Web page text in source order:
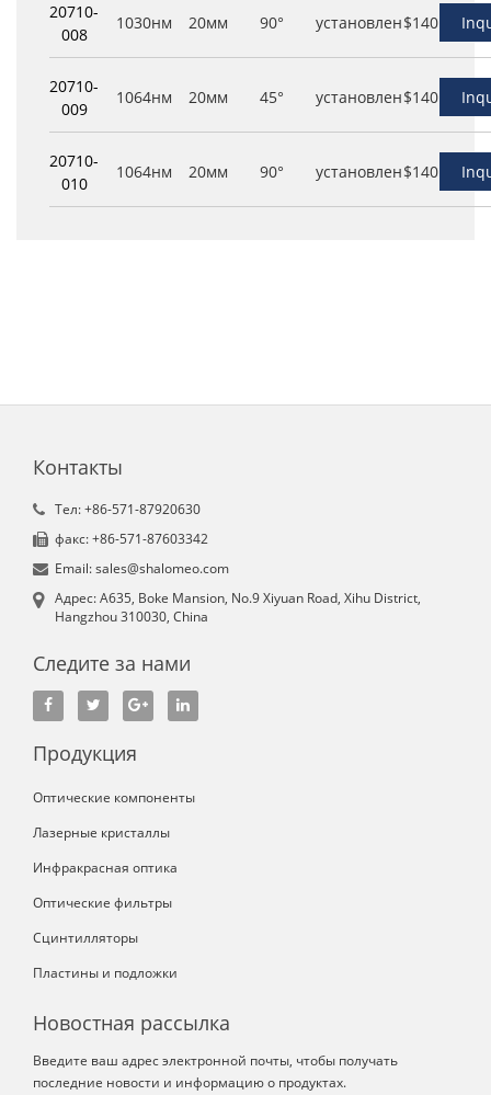
20710-
008
1030нм 20мм 90° установлен$140
20710-
009
1064нм 20мм 45° установлен$140
20710-
010
1064нм 20мм 90° установлен$140
Контакты
Tел: +86-571-87920630
факс: +86-571-87603342
Email: sales@shalomeo.com
Aдрес: A635, Boke Mansion, No.9 Xiyuan Road, Xihu District,
Hangzhou 310030, China
Следите за нами
Продукция
Оптические компоненты
Лазерные кристаллы
Инфракрасная оптика
Оптические фильтры
Сцинтилляторы
Пластины и подложки
Новостная рассылка
Введите ваш адрес электронной почты, чтобы получать
последние новости и информацию о продуктах.